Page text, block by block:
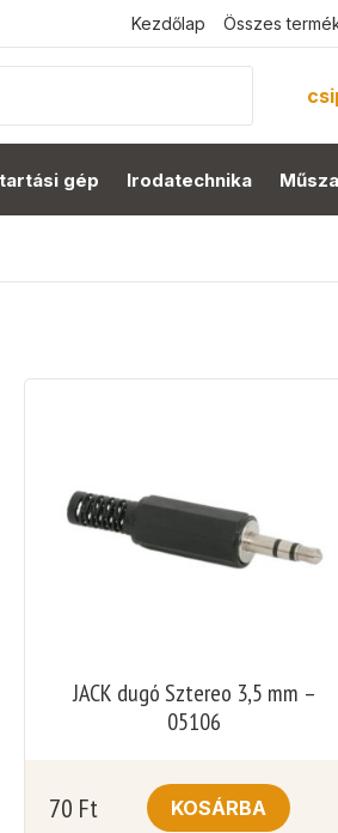
Kezdőlap Összes
gép Irodatechnika
JACK dugó Sztereo 3,5 mm –
05106
70 Ft KOSÁRBA